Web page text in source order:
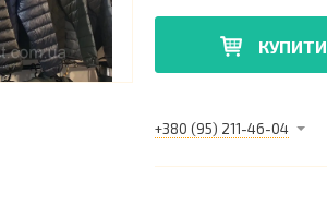
КУПИТИ
+380 (95) 211-46-04